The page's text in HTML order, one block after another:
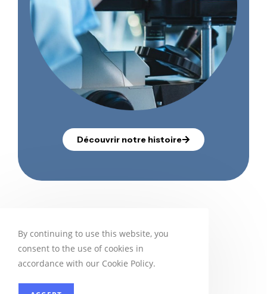
Découvrir notre histoire
Nos 3 Piliers
By continuing to use this website, you
consent to the use of cookies in
accordance with our Cookie Policy.